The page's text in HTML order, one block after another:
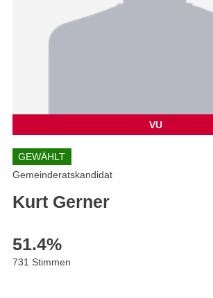
VU
GEWÄHLT
Gemeinderatskandidat
Kurt Gerner
51.4%
731 Stimmen